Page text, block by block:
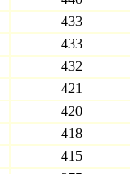
433
433
432
421
420
418
415